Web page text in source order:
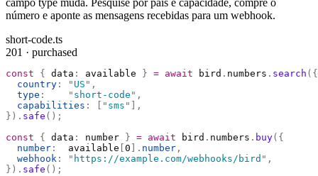
campo type muda. Pesquise por país e capacidade, compre o
número e aponte as mensagens recebidas para um webhook.
short-code.ts
201 · purchased
const { data : available } = await bird . numbers . search ({
  country
: " US " ,
  type
:
    "
short-code " ,
  capabilities
: " sms "
],
}). safe ();
const { data : number } = await bird . numbers . buy({
  number
:
  available
0 ]. number ,
  webhook
: " https://example.com/webhooks/bird " ,
}). safe ();